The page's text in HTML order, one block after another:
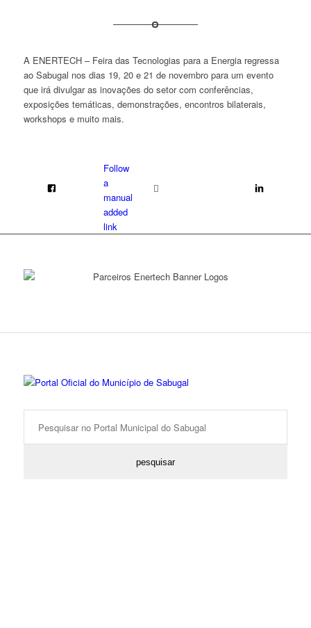
A ENERTECH – Feira das Tecnologias para a Energia regressa
ao Sabugal nos dias 19, 20 e 21 de novembro para um evento
que irá divulgar as inovações do setor com conferências,
exposições temáticas, demonstrações, encontros bilaterais,
workshops e muito mais.
Follow
a
manual
added
link